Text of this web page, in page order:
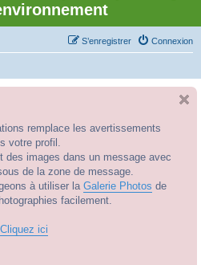
Connexion
S’enregistrer
remplace les avertissements
votre profil.
des images dans un message avec
de la zone de message.
à utiliser la Galerie Photos de
facilement.
Cliquez ici